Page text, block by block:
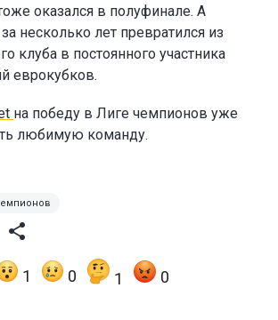
оказался в полуфинале. А
несколько лет превратился из
клуба в постоянного участника
еврокубков.
на победу в Лиге чемпионов уже
любимую команду.
1 0 1 0